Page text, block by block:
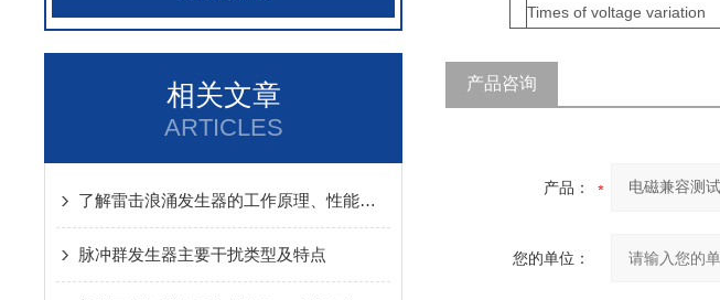
相关文章
ARTICLES
了解雷击浪涌发生器的工作原理、性能参数及操作方法
脉冲群发生器主要干扰类型及特点
Times of voltage variation
产品咨询
产品：
您的单位：